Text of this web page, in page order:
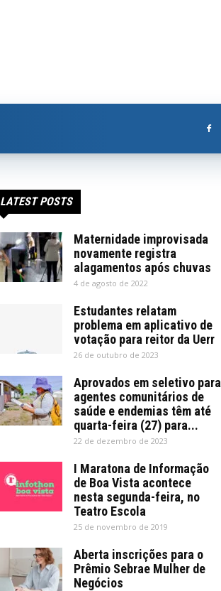
LATEST POSTS
Maternidade improvisada
novamente registra
alagamentos após chuvas
4 de agosto de 2022
Estudantes relatam
problema em aplicativo de
votação para reitor da Uerr
26 de outubro de 2023
Aprovados em seletivo para
agentes comunitários de
saúde e endemias têm até
quarta-feira (27) para...
22 de dezembro de 2023
I Maratona de Informação
de Boa Vista acontece
nesta segunda-feira, no
Teatro Escola
25 de novembro de 2019
Aberta inscrições para o
Prêmio Sebrae Mulher de
Negócios